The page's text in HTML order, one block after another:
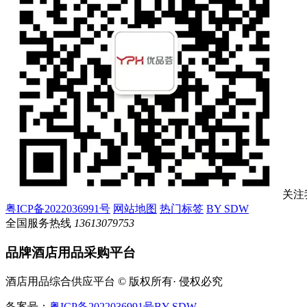
关注
粤ICP备2022036991号 网站地图 热门标签 BY SDW
全国服务热线 13613079753
品牌酒店用品采购平台
酒店用品综合供应平台 © 版权所有· 侵权必究